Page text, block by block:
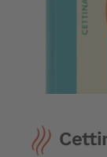
Anfang